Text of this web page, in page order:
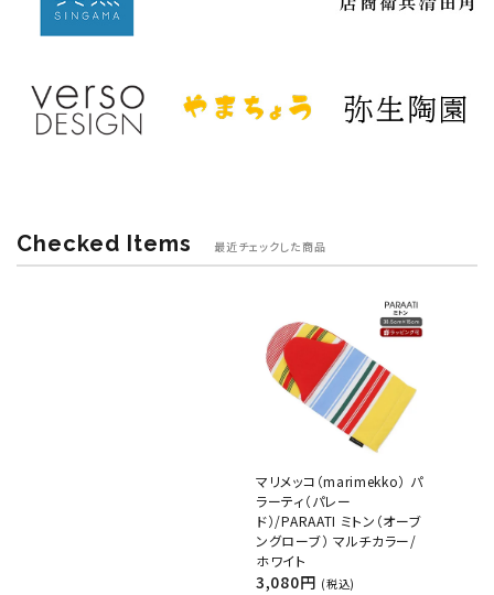
Checked Items 最近チェックした商品
マリメッコ（marimekko） パ
ラーティ（パレー
ド）/PARAATI ミトン（オーブ
ングローブ） マルチカラー/
ホワイト
3,080円 (税込)